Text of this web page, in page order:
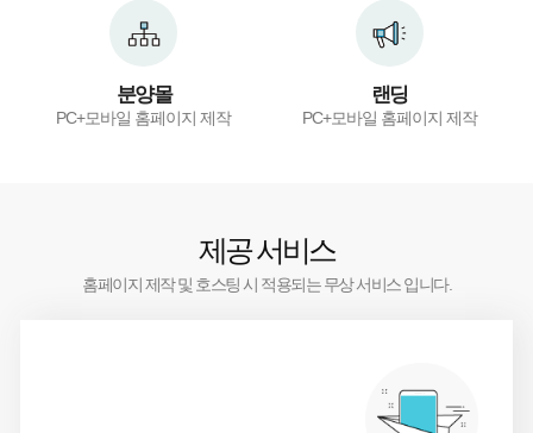
분양몰
PC+모바일 홈페이지 제작
랜딩
PC+모바일 홈페이지 제작
제공 서비스
홈페이지 제작 및 호스팅 시 적용되는 무상 서비스 입니다.